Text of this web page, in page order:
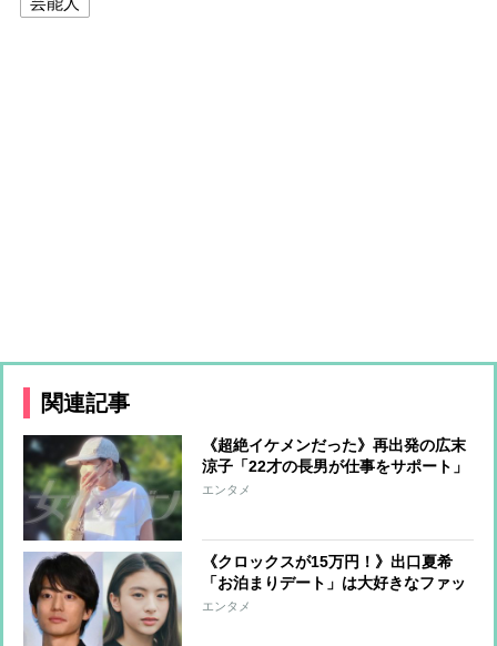
関連記事
《超絶イケメンだった》再出発の広末
涼子「22才の長男が仕事をサポート」
美人インフルエンサーと真剣交際中の
エンタメ
《クロックスが15万円！》出口夏希
「お泊まりデート」は大好きなファッ
ション！セレブでハイセンス「おヘソ
エンタメ